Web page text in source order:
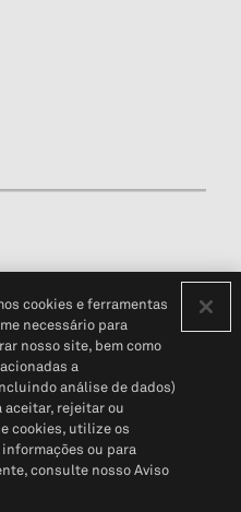
do cliente (em inglês)
© 2026 S&P Global
cookies e ferramentas
necessário para
nosso site, bem como
a
análise de dados)
rejeitar ou
cookies, utilize os
ou para
consulte nosso Aviso